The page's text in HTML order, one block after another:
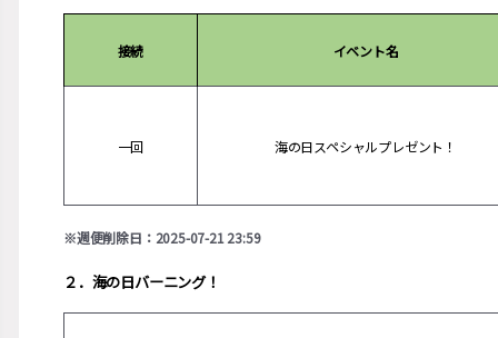
接続 イベント名
一回 海の日スペシャルプレゼント！
※週便削除日：2025-07-21 23:59
２．海の日バーニング！